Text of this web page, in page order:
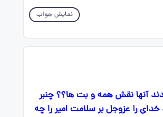
نمایش جواب
آنها نقش همه و بت ها؟؟ چنبر
را عزوجل بر سلامت امیر را چه